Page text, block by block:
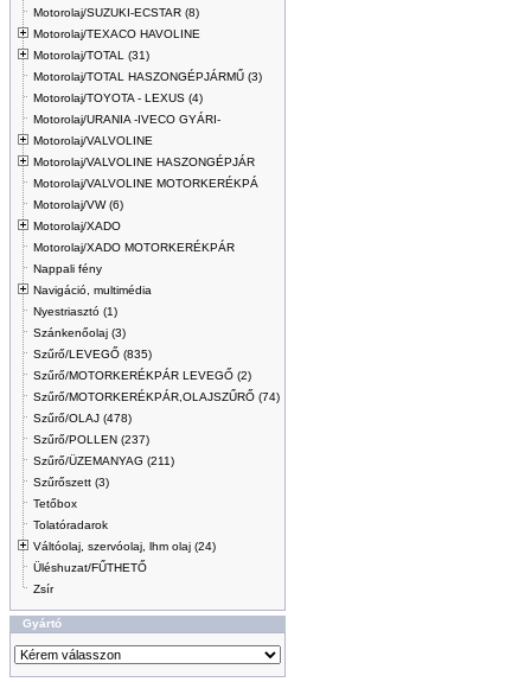
Motorolaj/SUZUKI-ECSTAR (8)
Motorolaj/TEXACO HAVOLINE
Motorolaj/TOTAL (31)
Motorolaj/TOTAL HASZONGÉPJÁRMŰ (3)
Motorolaj/TOYOTA - LEXUS (4)
Motorolaj/URANIA -IVECO GYÁRI-
Motorolaj/VALVOLINE
Motorolaj/VALVOLINE HASZONGÉPJÁR
Motorolaj/VALVOLINE MOTORKERÉKPÁ
Motorolaj/VW (6)
Motorolaj/XADO
Motorolaj/XADO MOTORKERÉKPÁR
Nappali fény
Navigáció, multimédia
Nyestriasztó (1)
Szánkenőolaj (3)
Szűrő/LEVEGŐ (835)
Szűrő/MOTORKERÉKPÁR LEVEGŐ (2)
Szűrő/MOTORKERÉKPÁR,OLAJSZŰRŐ (74)
Szűrő/OLAJ (478)
Szűrő/POLLEN (237)
Szűrő/ÜZEMANYAG (211)
Szűrőszett (3)
Tetőbox
Tolatóradarok
Váltóolaj, szervóolaj, lhm olaj (24)
Üléshuzat/FŰTHETŐ
Zsír
Gyártó